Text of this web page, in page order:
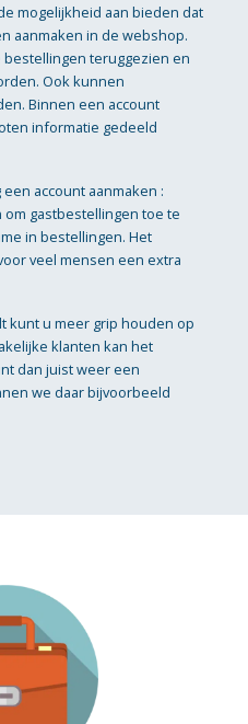
mogelijkheid aan bieden dat
aanmaken in de webshop.
teruggezien en
Ook kunnen
Binnen een account
informatie gedeeld
account aanmaken :
gastbestellingen toe te
in bestellingen. Het
veel mensen een extra
kunt u meer grip houden op
klanten kan het
dan juist weer een
we daar bijvoorbeeld